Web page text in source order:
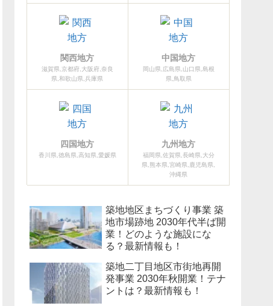
関西地方
滋賀県,京都府,大阪府,奈良
県,和歌山県,兵庫県
中国地方
岡山県,広島県,山口県,島根
県,鳥取県
四国地方
香川県,徳島県,高知県,愛媛県
九州地方
福岡県,佐賀県,長崎県,大分
県,熊本県,宮崎県,鹿児島県,
沖縄県
築地地区まちづくり事業 築
地市場跡地 2030年代半ば開
業！どのような施設にな
る？最新情報も！
築地二丁目地区市街地再開
発事業 2030年秋開業！テナ
ントは？最新情報も！